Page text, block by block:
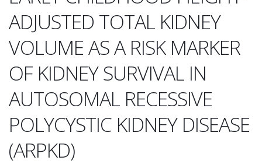
ADJUSTED TOTAL KIDNEY
VOLUME AS A RISK MARKER
OF KIDNEY SURVIVAL IN
AUTOSOMAL RECESSIVE
POLYCYSTIC KIDNEY DISEASE
(ARPKD)